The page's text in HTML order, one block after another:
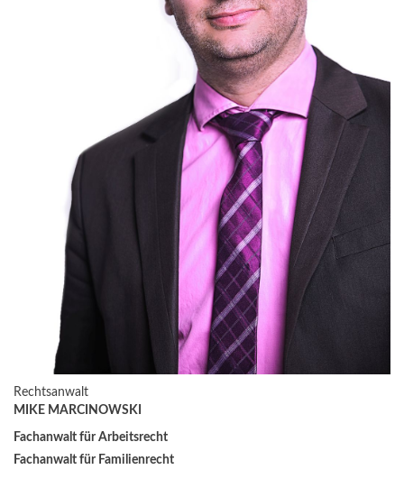
Rechtsanwalt
MIKE MARCINOWSKI
Fachanwalt für Arbeitsrecht
Fachanwalt für Familienrecht